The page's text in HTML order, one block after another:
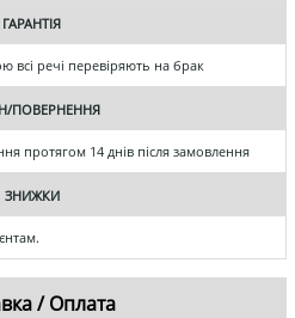
ГАРАНТІЯ
всі речі перевіряють на брак
ПОВЕРНЕННЯ
протягом 14 днів після замовлення
ЗНИЖКИ
/ Оплата